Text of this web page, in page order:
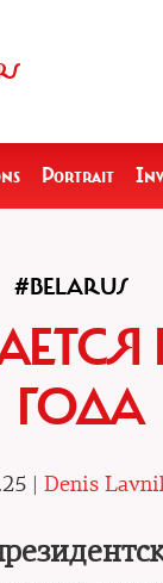
Portrait
#BELARUS
ГОДА
| Denis